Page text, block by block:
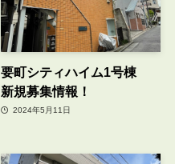
要町シティハイム1号棟
新規募集情報！
2024年5月11日